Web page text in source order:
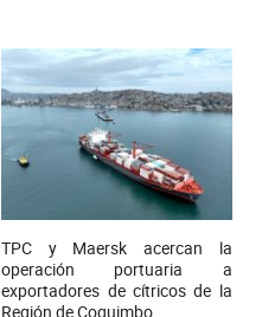
TPC y Maersk acercan la
operación portuaria a
exportadores de cítricos de la
Región de Coquimbo